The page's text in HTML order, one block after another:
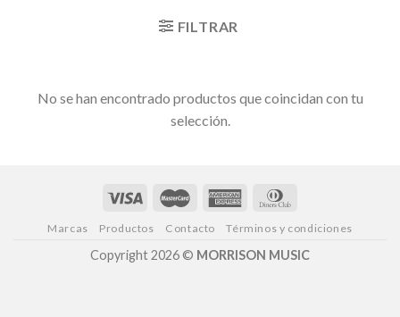
FILTRAR
No se han encontrado productos que coincidan con tu
selección.
Marcas Productos Contacto Términos y condiciones
Copyright 2026 © MORRISON MUSIC